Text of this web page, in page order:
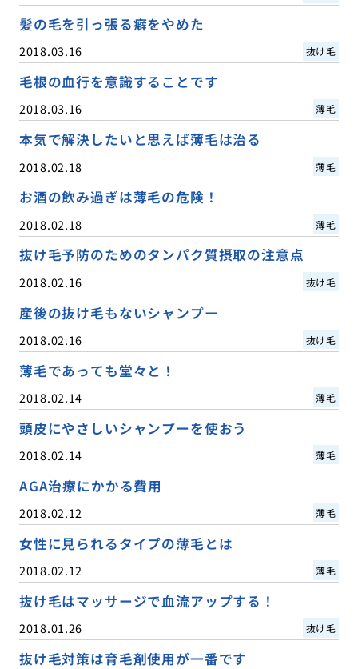
髪の毛を引っ張る癖をやめた
2018.03.16 抜け毛
毛根の血行を意識することです
2018.03.16 薄毛
本気で解決したいと思えば薄毛は治る
2018.02.18 薄毛
お酒の飲み過ぎは薄毛の危険！
2018.02.18 薄毛
抜け毛予防のためのタンパク質摂取の注意点
2018.02.16 抜け毛
産後の抜け毛もないシャンプー
2018.02.16 抜け毛
薄毛であっても堂々と！
2018.02.14 薄毛
頭皮にやさしいシャンプーを使おう
2018.02.14 薄毛
AGA治療にかかる費用
2018.02.12 薄毛
女性に見られるタイプの薄毛とは
2018.02.12 薄毛
抜け毛はマッサージで血流アップする！
2018.01.26 抜け毛
抜け毛対策は育毛剤使用が一番です